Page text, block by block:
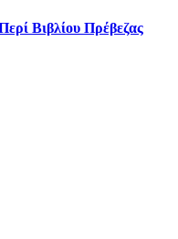
Βιβλίου Πρέβεζας